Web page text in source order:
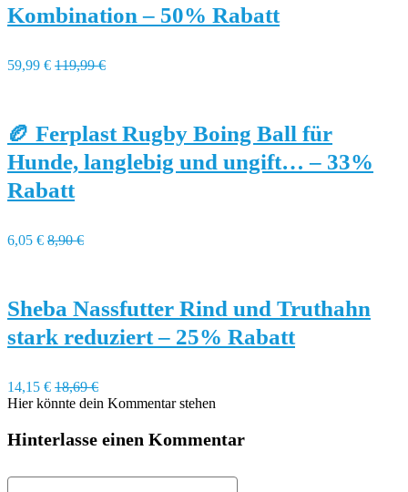
Kombination – 50% Rabatt
59,99 € 119,99 €
🏉 Ferplast Rugby Boing Ball für
Hunde, langlebig und ungift… – 33%
Rabatt
6,05 € 8,90 €
Sheba Nassfutter Rind und Truthahn
stark reduziert – 25% Rabatt
14,15 € 18,69 €
Hier könnte dein Kommentar stehen
Hinterlasse einen Kommentar